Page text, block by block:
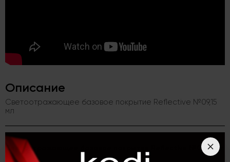
Описание
Светоотражающее базовое покрытие Reflective №09,15
мл
Светоотражающее базовое покрытие Reflective №09,15 мл